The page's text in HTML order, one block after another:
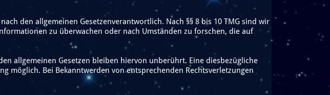
den allgemeinen Gesetzenverantwortlich. Nach §§ 8 bis 10 TMG sind wir
zu überwachen oder nach Umständen zu forschen, die auf
allgemeinen Gesetzen bleiben hiervon unberührt. Eine diesbezügliche
möglich. Bei Bekanntwerden von entsprechenden Rechtsverletzungen